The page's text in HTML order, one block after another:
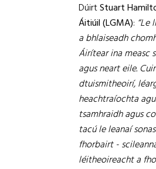
DúirtStuart
Áitiúil (LGMA): “Le
a bhlaiseadh
Áirítear ina measc
agus neart eile.
dtuismitheoirí,
heachtraíochta
tsamhraidh agus
tacú le leanaí
fhorbairt -
léitheoireacht a